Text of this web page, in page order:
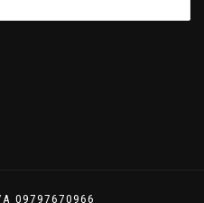
09797670966